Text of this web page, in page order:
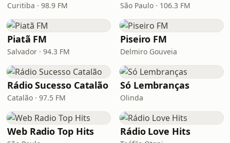
Curitiba · 98.9 FM São Paulo · 106.3 FM
Piatã FM
Salvador · 94.3 FM
Piseiro FM
Delmiro Gouveia
Rádio Sucesso Catalão
Catalão · 97.5 FM
Só Lembranças
Olinda
Web Radio Top Hits Rádio Love Hits